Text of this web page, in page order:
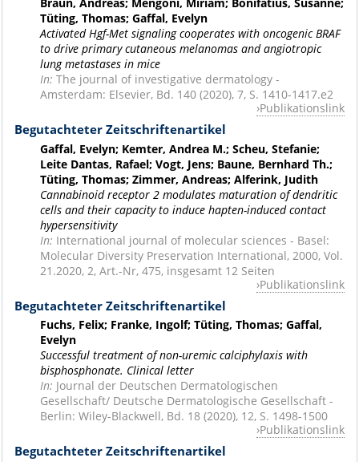
Tüting, Thomas; Gaffal, Evelyn
Activated Hgf-Met signaling cooperates with oncogenic BRAF
to drive primary cutaneous melanomas and angiotropic
lung metastases in mice
In: The journal of investigative dermatology -
Amsterdam: Elsevier, Bd. 140 (2020), 7, S. 1410-1417.e2
Publikationslink
Begutachteter Zeitschriftenartikel
Gaffal, Evelyn; Kemter, Andrea M.; Scheu, Stefanie;
Leite Dantas, Rafael; Vogt, Jens; Baune, Bernhard Th.;
Tüting, Thomas; Zimmer, Andreas; Alferink, Judith
Cannabinoid receptor 2 modulates maturation of dendritic
cells and their capacity to induce hapten-induced contact
hypersensitivity
In: International journal of molecular sciences - Basel:
Molecular Diversity Preservation International, 2000, Vol.
21.2020, 2, Art.-Nr, 475, insgesamt 12 Seiten
Publikationslink
Begutachteter Zeitschriftenartikel
Fuchs, Felix; Franke, Ingolf; Tüting, Thomas; Gaffal,
Evelyn
Successful treatment of non-uremic calciphylaxis with
bisphosphonate. Clinical letter
In: Journal der Deutschen Dermatologischen
Gesellschaft/ Deutsche Dermatologische Gesellschaft -
Berlin: Wiley-Blackwell, Bd. 18 (2020), 12, S. 1498-1500
Publikationslink
Begutachteter Zeitschriftenartikel